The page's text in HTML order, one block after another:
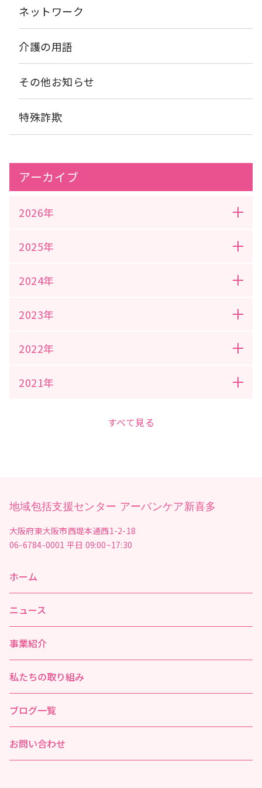
ネットワーク
介護の用語
その他お知らせ
特殊詐欺
アーカイブ
2026年
2025年
2024年
2023年
2022年
2021年
すべて見る
地域包括支援センター アーバンケア新喜多
大阪府東大阪市西堤本通西1-2-18
06-6784-0001 平日 09:00~17:30
ホーム
ニュース
事業紹介
私たちの取り組み
ブログ一覧
お問い合わせ